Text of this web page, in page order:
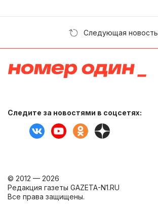
Следующая новость
Следите за новостями в соцсетях:
© 2012 — 2026
Редакция газеты GAZETA-N1.RU
Все права защищены.